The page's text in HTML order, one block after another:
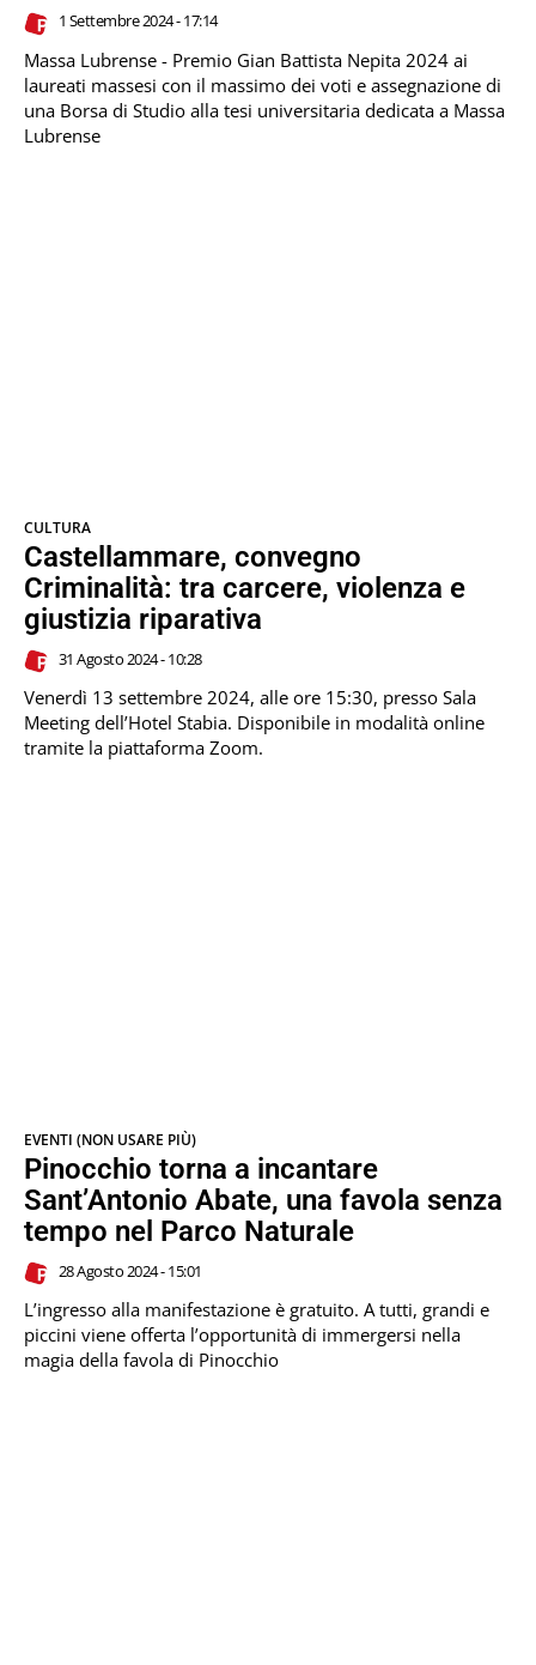
1 Settembre 2024 - 17:14
Massa Lubrense - Premio Gian Battista Nepita 2024 ai
laureati massesi con il massimo dei voti e assegnazione di
una Borsa di Studio alla tesi universitaria dedicata a Massa
Lubrense
CULTURA
Castellammare, convegno
Criminalità: tra carcere, violenza e
giustizia riparativa
31 Agosto 2024 - 10:28
Venerdì 13 settembre 2024, alle ore 15:30, presso Sala
Meeting dell’Hotel Stabia. Disponibile in modalità online
tramite la piattaforma Zoom.
EVENTI (NON USARE PIÙ)
Pinocchio torna a incantare
Sant’Antonio Abate, una favola senza
tempo nel Parco Naturale
28 Agosto 2024 - 15:01
L’ingresso alla manifestazione è gratuito. A tutti, grandi e
piccini viene offerta l’opportunità di immergersi nella
magia della favola di Pinocchio